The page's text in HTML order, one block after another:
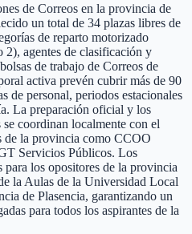
de Correos en la provincia de
un total de 34 plazas libres de
de reparto motorizado
2), agentes de clasificación y
de trabajo de Correos de
activa prevén cubrir más de 90
de personal, periodos estacionales
La preparación oficial y los
coordinan localmente con el
de la provincia como CCOO
Servicios Públicos. Los
para los opositores de la provincia
la Aulas de la Universidad Local
de Plasencia, garantizando un
para todos los aspirantes de la